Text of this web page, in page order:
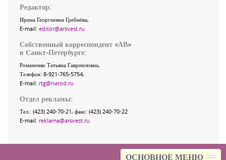
ОСНОВНОЕ МЕНЮ
Редактор:
Ирина Георгиевна Гребнёва,
E-mail: editor@arsvest.ru
Собственный корреспондент «АВ»
в Санкт-Петербурге:
Романенко Татьяна Гаврииловна,
Телефон: 8-921-765-5754,
E-mail: rtg@narod.ru
Отдел рекламы:
Тел.: (423) 240-70-21, факс: (423) 240-70-22
E-mail: reklama@arsvest.ru